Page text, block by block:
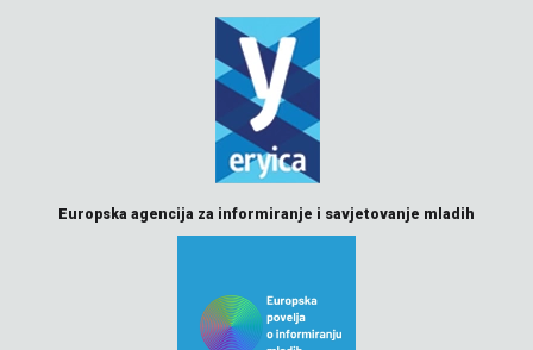
Europska agencija za informiranje i savjetovanje mladih